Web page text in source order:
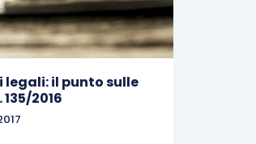
legali: il punto sulle
2016